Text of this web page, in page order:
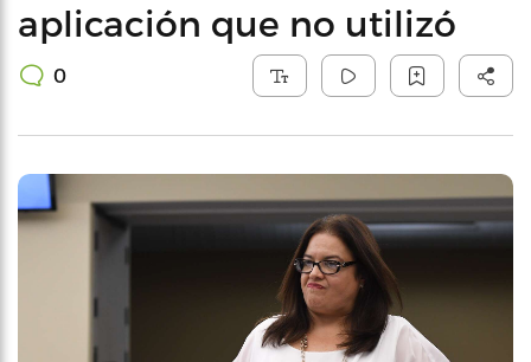
aplicación que no utilizó
0